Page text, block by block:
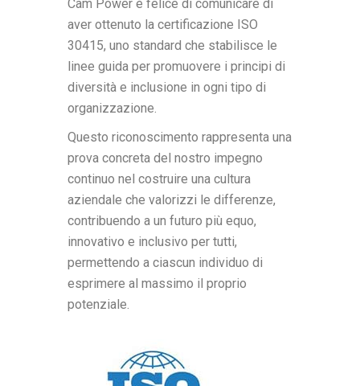
Cam Power è felice di comunicare di
aver ottenuto la certificazione ISO
30415, uno standard che stabilisce le
linee guida per promuovere i principi di
diversità e inclusione in ogni tipo di
organizzazione.
Questo riconoscimento rappresenta una
prova concreta del nostro impegno
continuo nel costruire una cultura
aziendale che valorizzi le differenze,
contribuendo a un futuro più equo,
innovativo e inclusivo per tutti,
permettendo a ciascun individuo di
esprimere al massimo il proprio
potenziale.